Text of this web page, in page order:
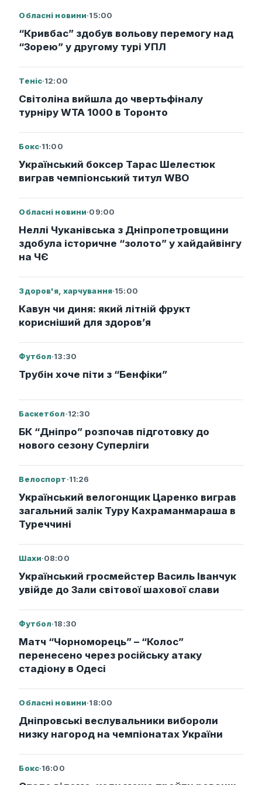
Обласні новини·15:00
“Кривбас” здобув вольову перемогу над
“Зорею” у другому турі УПЛ
Теніс·12:00
Світоліна вийшла до чвертьфіналу
турніру WTA 1000 в Торонто
Бокс·11:00
Український боксер Тарас Шелестюк
виграв чемпіонський титул WBO
Обласні новини·09:00
Неллі Чуканівська з Дніпропетровщини
здобула історичне “золото” у хайдайвінгу
на ЧЄ
Здоров'я, харчування·15:00
Кавун чи диня: який літній фрукт
корисніший для здоров’я
Футбол·13:30
Трубін хоче піти з “Бенфіки”
Баскетбол·12:30
БК “Дніпро” розпочав підготовку до
нового сезону Суперліги
Велоспорт·11:26
Український велогонщик Царенко виграв
загальний залік Туру Кахраманмараша в
Туреччині
Шахи·08:00
Український гросмейстер Василь Іванчук
увійде до Зали світової шахової слави
Футбол·18:30
Матч “Чорноморець” – “Колос”
перенесено через російську атаку
стадіону в Одесі
Обласні новини·18:00
Дніпровські веслувальники вибороли
низку нагород на чемпіонатах України
Бокс·16:00